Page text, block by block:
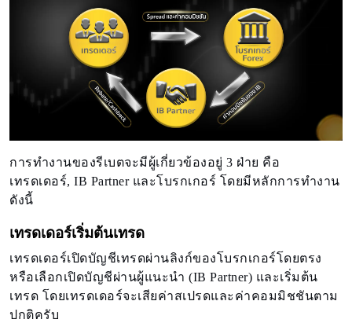
การทำงานของรีเบตจะมีผู้เกี่ยวข้องอยู่ 3 ฝ่าย คือ
เทรดเดอร์, IB Partner และโบรกเกอร์ โดยมีหลักการทำงาน
ดังนี้
เทรดเดอร์เริ่มต้นเทรด
เทรดเดอร์เปิดบัญชีเทรดผ่านลิงก์ของโบรกเกอร์โดยตรง
หรือเลือกเปิดบัญชีผ่านผู้แนะนำ (IB Partner) และเริ่มต้น
เทรด โดยเทรดเดอร์จะเสียค่าสเปรดและค่าคอมมิชชันตาม
ปกติครับ